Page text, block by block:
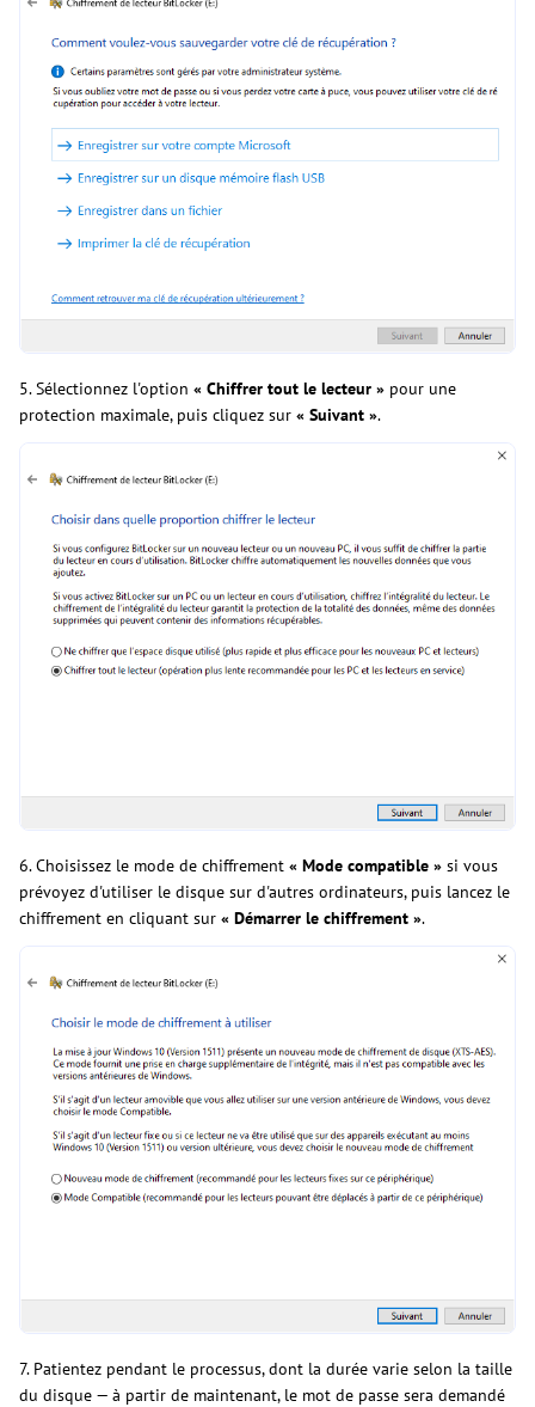
5. Sélectionnez l'option « Chiffrer tout le lecteur » pour une
protection maximale, puis cliquez sur « Suivant ».
6. Choisissez le mode de chiffrement « Mode compatible » si vous
prévoyez d'utiliser le disque sur d'autres ordinateurs, puis lancez le
chiffrement en cliquant sur « Démarrer le chiffrement ».
7. Patientez pendant le processus, dont la durée varie selon la taille
du disque — à partir de maintenant, le mot de passe sera demandé